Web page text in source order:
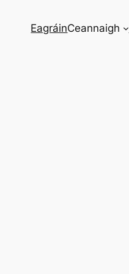
EagráinCeannaigh